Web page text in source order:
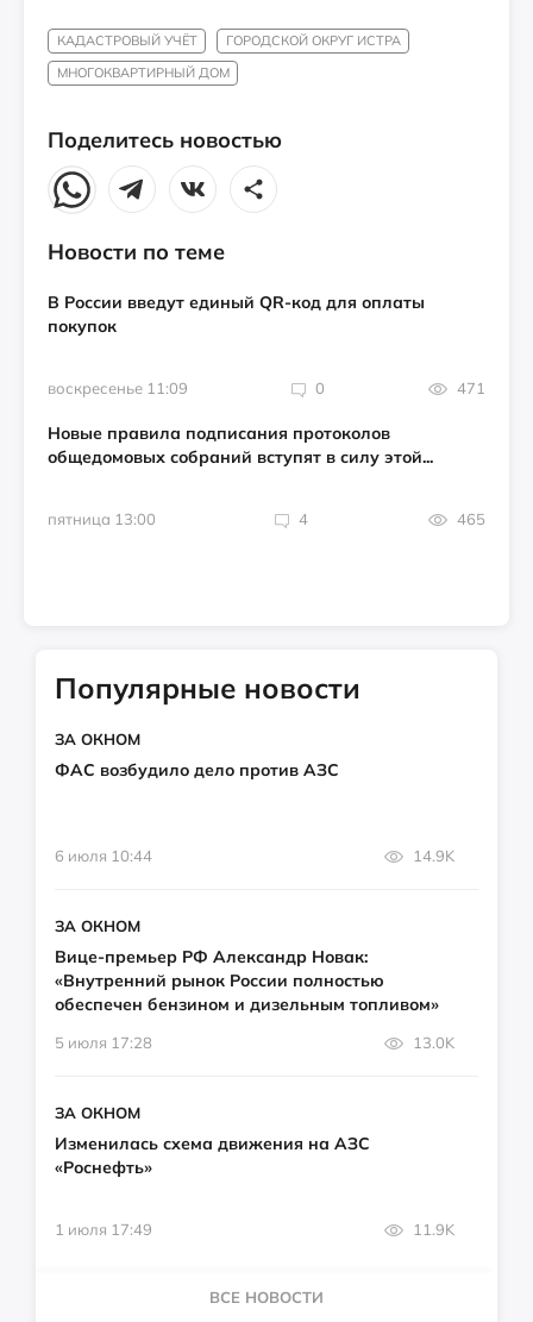
КАДАСТРОВЫЙ УЧЁТ
ГОРОДСКОЙ ОКРУГ ИСТРА
МНОГОКВАРТИРНЫЙ ДОМ
Поделитесь новостью
Новости по теме
В России введут единый QR-код для оплаты
покупок
воскресенье 11:09 0 471
Новые правила подписания протоколов
общедомовых собраний вступят в силу этой...
пятница 13:00 4 465
Популярные новости
ЗА ОКНОМ
ФАС возбудило дело против АЗС
6 июля 10:44 14.9K
ЗА ОКНОМ
Вице-премьер РФ Александр Новак:
«Внутренний рынок России полностью
обеспечен бензином и дизельным топливом»
5 июля 17:28 13.0K
ЗА ОКНОМ
Изменилась схема движения на АЗС
«Роснефть»
1 июля 17:49 11.9K
ВСЕ НОВОСТИ